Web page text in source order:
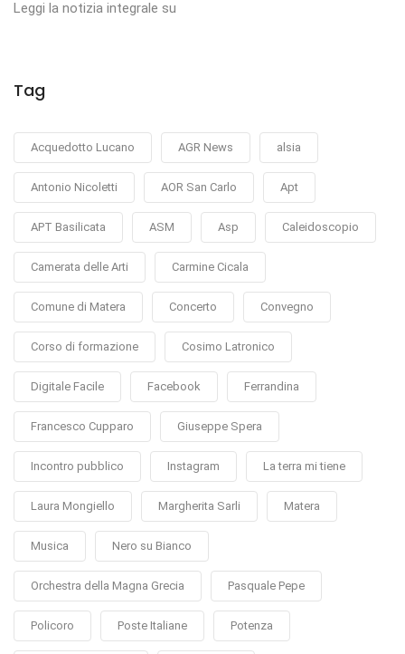
Leggi la notizia integrale su
Tag
Acquedotto Lucano AGR News alsia
Antonio Nicoletti AOR San Carlo Apt
APT Basilicata ASM Asp Caleidoscopio
Camerata delle Arti Carmine Cicala
Comune di Matera Concerto Convegno
Corso di formazione Cosimo Latronico
Digitale Facile Facebook Ferrandina
Francesco Cupparo Giuseppe Spera
Incontro pubblico Instagram La terra mi tiene
Laura Mongiello Margherita Sarli Matera
Musica Nero su Bianco
Orchestra della Magna Grecia Pasquale Pepe
Policoro Poste Italiane Potenza